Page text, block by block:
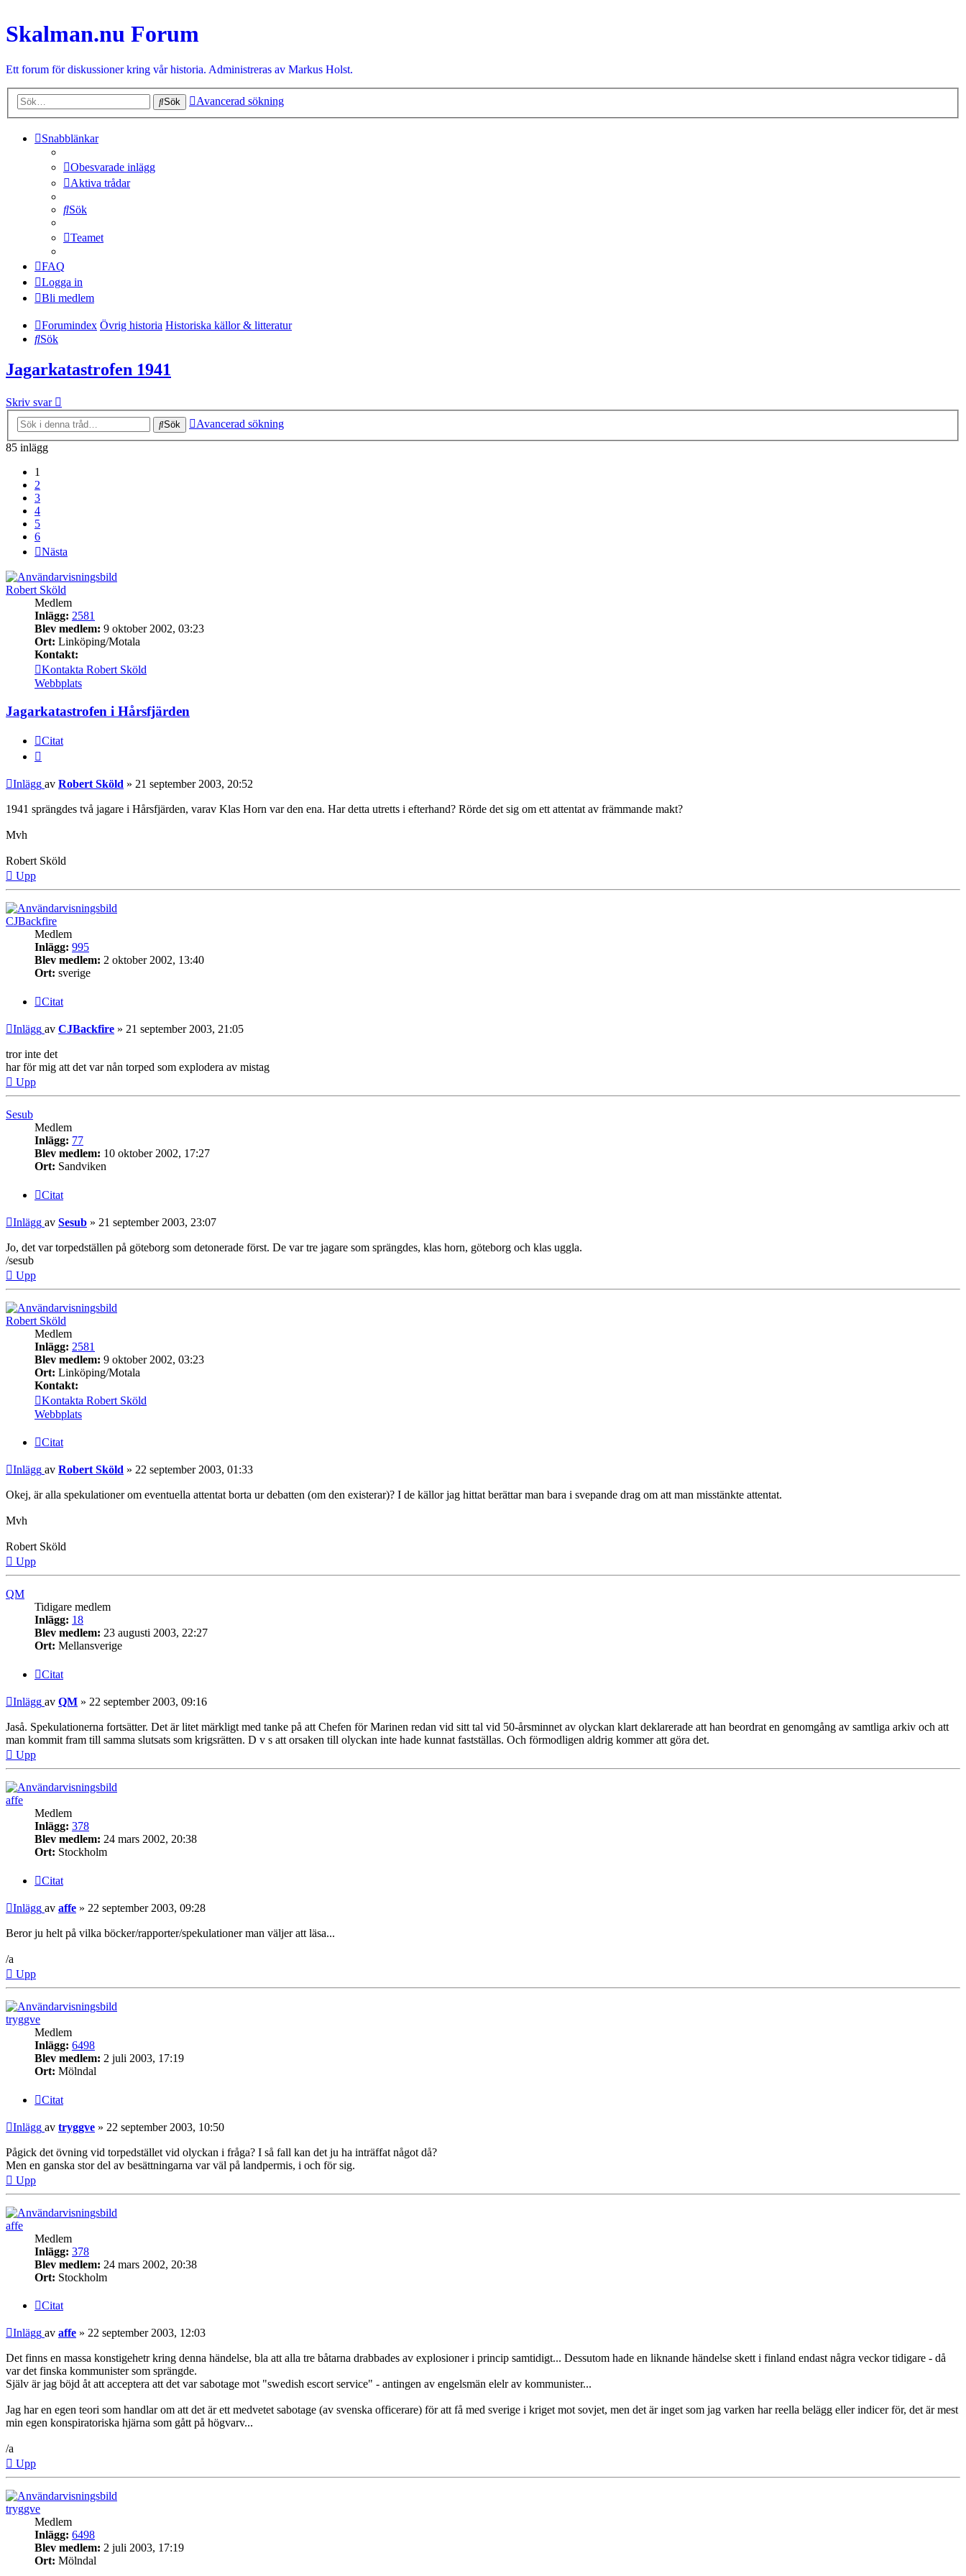
Skalman.nu Forum
Ett forum för diskussioner kring vår historia. Administreras av Markus Holst.
Sök Avancerad sökning
Snabblänkar
Obesvarade inlägg
Aktiva trådar
Sök
Teamet
FAQ
Logga in
Bli medlem
Forumindex Övrig historia Historiska källor & litteratur
Sök
Jagarkatastrofen 1941
Skriv svar
Sök
Avancerad sökning
85 inlägg
1
2
3
4
5
6
Nästa
Robert Sköld
Medlem
Inlägg: 2581
Blev medlem: 9 oktober 2002, 03:23
Ort: Linköping/Motala
Kontakt:
Kontakta Robert Sköld
Webbplats
Jagarkatastrofen i Hårsfjärden
Citat
Inlägg av Robert Sköld » 21 september 2003, 20:52
1941 sprängdes två jagare i Hårsfjärden, varav Klas Horn var den ena. Har detta utretts i efterhand? Rörde det sig om ett attentat av främmande makt?
Mvh
Robert Sköld
Upp
CJBackfire
Medlem
Inlägg: 995
Blev medlem: 2 oktober 2002, 13:40
Ort: sverige
Citat
Inlägg av CJBackfire » 21 september 2003, 21:05
tror inte det
har för mig att det var nån torped som explodera av mistag
Upp
Sesub
Medlem
Inlägg: 77
Blev medlem: 10 oktober 2002, 17:27
Ort: Sandviken
Citat
Inlägg av Sesub » 21 september 2003, 23:07
Jo, det var torpedställen på göteborg som detonerade först. De var tre jagare som sprängdes, klas horn, göteborg och klas uggla.
/sesub
Upp
Robert Sköld
Medlem
Inlägg: 2581
Blev medlem: 9 oktober 2002, 03:23
Ort: Linköping/Motala
Kontakt:
Kontakta Robert Sköld
Webbplats
Citat
Inlägg av Robert Sköld » 22 september 2003, 01:33
Okej, är alla spekulationer om eventuella attentat borta ur debatten (om den existerar)? I de källor jag hittat berättar man bara i svepande drag om att man misstänkte attentat.
Mvh
Robert Sköld
Upp
QM
Tidigare medlem
Inlägg: 18
Blev medlem: 23 augusti 2003, 22:27
Ort: Mellansverige
Citat
Inlägg av QM » 22 september 2003, 09:16
Jaså. Spekulationerna fortsätter. Det är litet märkligt med tanke på att Chefen för Marinen redan vid sitt tal vid 50-årsminnet av olyckan klart deklarerade att han beordrat en genomgång av samtliga arkiv och att
man kommit fram till samma slutsats som krigsrätten. D v s att orsaken till olyckan inte hade kunnat fastställas. Och förmodligen aldrig kommer att göra det.
Upp
affe
Medlem
Inlägg: 378
Blev medlem: 24 mars 2002, 20:38
Ort: Stockholm
Citat
Inlägg av affe » 22 september 2003, 09:28
Beror ju helt på vilka böcker/rapporter/spekulationer man väljer att läsa...
/a
Upp
tryggve
Medlem
Inlägg: 6498
Blev medlem: 2 juli 2003, 17:19
Ort: Mölndal
Citat
Inlägg av tryggve » 22 september 2003, 10:50
Pågick det övning vid torpedstället vid olyckan i fråga? I så fall kan det ju ha inträffat något då?
Men en ganska stor del av besättningarna var väl på landpermis, i och för sig.
Upp
affe
Medlem
Inlägg: 378
Blev medlem: 24 mars 2002, 20:38
Ort: Stockholm
Citat
Inlägg av affe » 22 september 2003, 12:03
Det finns en massa konstigehetr kring denna händelse, bla att alla tre båtarna drabbades av explosioner i princip samtidigt... Dessutom hade en liknande händelse skett i finland endast några veckor tidigare - då
var det finska kommunister som sprängde.
Själv är jag böjd åt att acceptera att det var sabotage mot "swedish escort service" - antingen av engelsmän elelr av kommunister...
Jag har en egen teori som handlar om att det är ett medvetet sabotage (av svenska officerare) för att få med sverige i kriget mot sovjet, men det är inget som jag varken har reella belägg eller indicer för, det är mest
min egen konspiratoriska hjärna som gått på högvarv...
/a
Upp
tryggve
Medlem
Inlägg: 6498
Blev medlem: 2 juli 2003, 17:19
Ort: Mölndal